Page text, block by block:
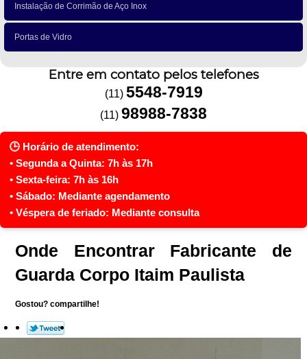
Instalação de Corrimão de Aço Inox
Portas de Vidro
Entre em contato pelos telefones
(11) 5548-7919
(11) 98988-7838
Onde Encontrar Fabricante de
Guarda Corpo Itaim Paulista
Gostou? compartilhe!